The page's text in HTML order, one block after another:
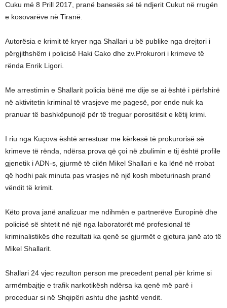
Cuku më 8 Prill 2017, pranë banesës së të ndjerit Cukut në rrugën
e kosovarëve në Tiranë.
Autorësia e krimit të kryer nga Shallari u bë publike nga drejtori i
përgjithshëm i policisë Haki Cako dhe zv.Prokurori i krimeve të
rënda Enrik Ligori.
Me arrestimin e Shallarit policia bënë me dije se ai është i përfshirë
në aktivitetin kriminal të vrasjeve me pagesë, por ende nuk ka
pranuar të bashkëpunojë për të treguar porositësit e këtij krimi.
I riu nga Kuçova është arrestuar me kërkesë të prokurorisë së
krimeve të rënda, ndërsa prova që çoi në zbulimin e tij është profile
gjenetik i ADN-s, gjurmë të cilën Mikel Shallari e ka lënë në rrobat
që hodhi pak minuta pas vrasjes në një kosh mbeturinash pranë
vëndit të krimit.
Këto prova janë analizuar me ndihmën e partnerëve Europinë dhe
policisë së shtetit në një nga laboratorët më profesional të
kriminalistikës dhe rezultati ka qenë se gjurmët e gjetura janë ato të
Mikel Shallarit.
Shallari 24 vjec rezulton person me precedent penal për krime si
armëmbajtje e trafik narkotikësh ndërsa ka qenë më parë i
proceduar si në Shqipëri ashtu dhe jashtë vendit.